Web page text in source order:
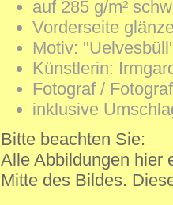
auf 285 g/m²
Vorderseite
Motiv:
Künstlerin:
Fotograf /
inklusive
Bitte beachten Sie:
Alle Abbildungen hier
Mitte des Bildes.